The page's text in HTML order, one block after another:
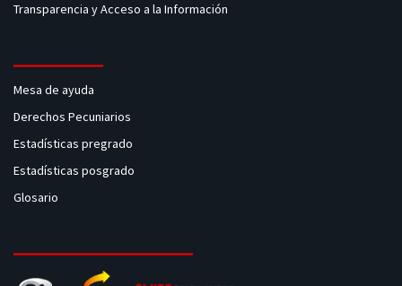
Transparencia y Acceso a la Información
Mesa de ayuda
Derechos Pecuniarios
Estadísticas pregrado
Estadísticas posgrado
Glosario